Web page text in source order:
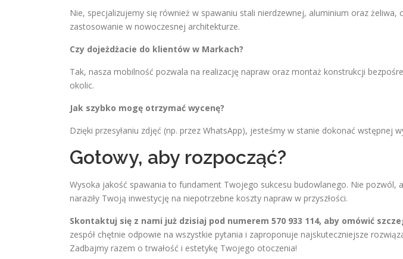
Nie, specjalizujemy się również w spawaniu stali nierdzewnej, aluminium oraz żeliwa,
zastosowanie w nowoczesnej architekturze.
Czy dojeżdżacie do klientów w Markach?
Tak, nasza mobilność pozwala na realizację napraw oraz montaż konstrukcji
okolic.
Jak szybko mogę otrzymać wycenę?
Dzięki przesyłaniu zdjęć (np. przez WhatsApp), jesteśmy w stanie dokonać wstępnej
Gotowy, aby rozpocząć?
Wysoka jakość spawania to fundament Twojego sukcesu budowlanego. Nie pozwól,
naraziły Twoją inwestycję na niepotrzebne koszty napraw w przyszłości.
Skontaktuj się z nami już dzisiaj pod numerem 570 933 114, aby omówić
zespół chętnie odpowie na wszystkie pytania i zaproponuje najskuteczniejsze
Zadbajmy razem o trwałość i estetykę Twojego otoczenia!